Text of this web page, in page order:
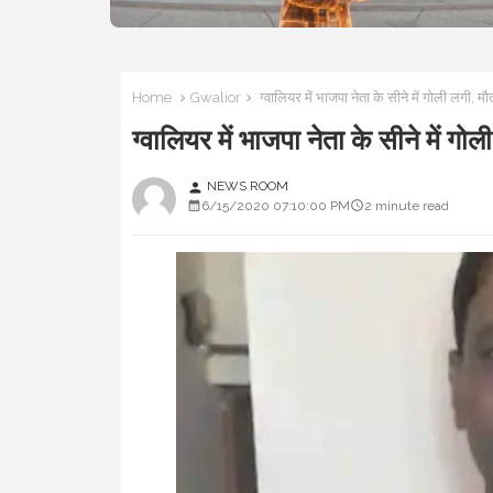
Home Gwalior ग्वालियर में भाजपा नेता के सीने में गोली
ग्वालियर में भाजपा नेता के सीने में
person NEWS ROOM
6/15/2020 07:10:00 PM
2 minute read